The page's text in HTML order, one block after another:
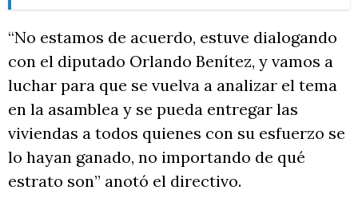
“No estamos de acuerdo, estuve dialogando
con el diputado Orlando Benítez, y vamos a
luchar para que se vuelva a analizar el tema
en la asamblea y se pueda entregar las
viviendas a todos quienes con su esfuerzo se
lo hayan ganado, no importando de qué
estrato son” anotó el directivo.